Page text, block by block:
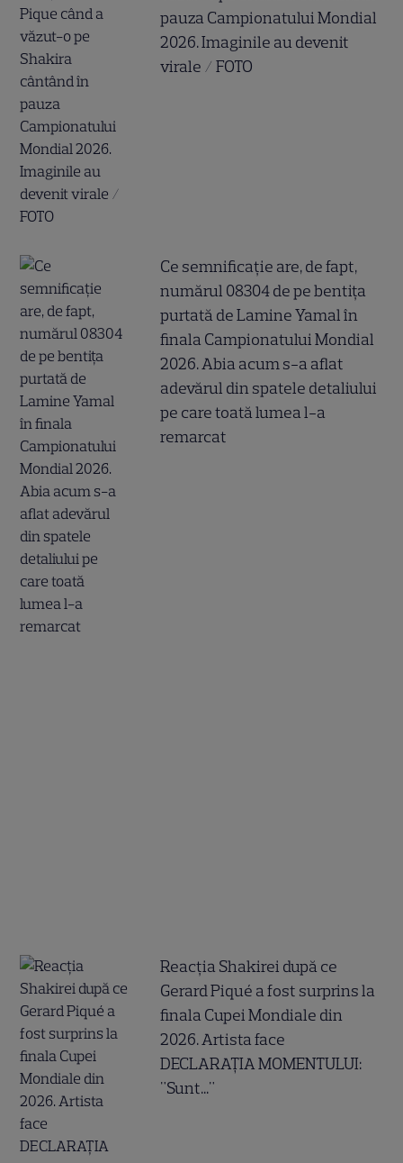
pauza Campionatului Mondial
2026. Imaginile au devenit
virale / FOTO
Ce semnificație are, de fapt,
numărul 08304 de pe bentița
purtată de Lamine Yamal în
finala Campionatului Mondial
2026. Abia acum s-a aflat
adevărul din spatele detaliului
pe care toată lumea l-a
remarcat
Reacția Shakirei după ce
Gerard Piqué a fost surprins la
finala Cupei Mondiale din
2026. Artista face
DECLARAȚIA MOMENTULUI:
"Sunt..."